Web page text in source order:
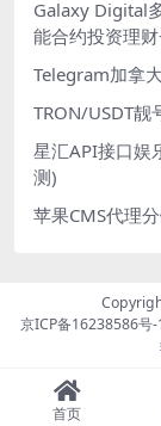
Galaxy Digital
能合约投资理
Telegram加拿
TRON/USDT靓
星汇API接口娱
测)
苹果CMS代理
京ICP备16238586号-
首页